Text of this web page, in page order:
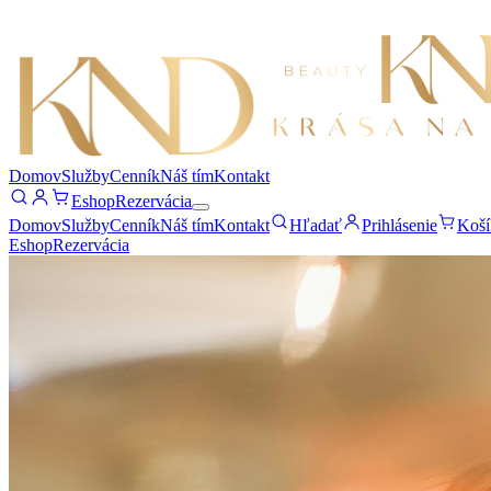
DomovSlužbyCenníkNáš tímKontakt
EshopRezervácia
DomovSlužbyCenníkNáš tímKontakt Hľadať Prihlásenie
EshopRezervácia